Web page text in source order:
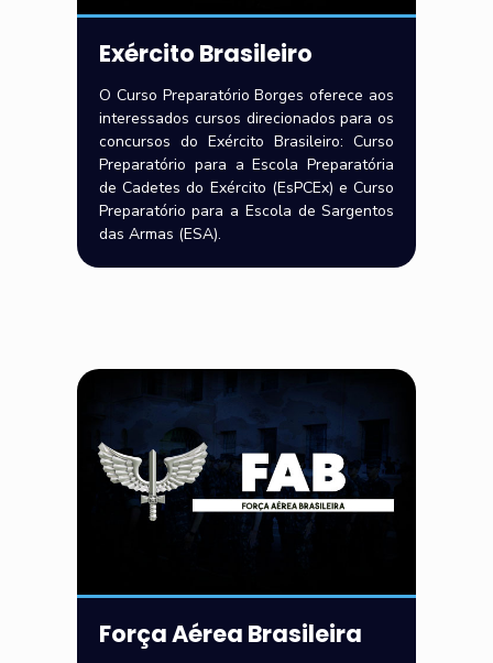
Exército Brasileiro
O Curso Preparatório Borges oferece aos
interessados cursos direcionados para os
concursos do Exército Brasileiro: Curso
Preparatório para a Escola Preparatória
de Cadetes do Exército (EsPCEx) e Curso
Preparatório para a Escola de Sargentos
das Armas (ESA).
Força Aérea Brasileira